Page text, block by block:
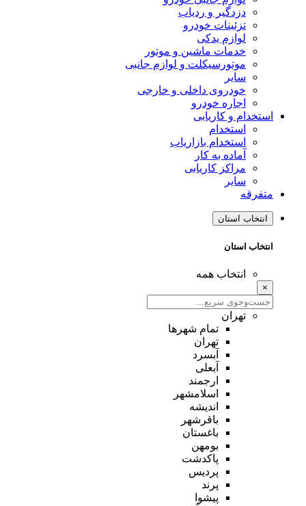
دزدگیر و ردیاب
تزئینات خودرو
لوازم یدکی
خدمات ماشین و موتور
موتورسیکلت و لوازم جانبی
سایر
خودروی داخلی و خارجی
اجاره خودرو
استخدام و کاریابی
استخدام
استخدام بازاریاب
آماده به کار
مراکز کاریابی
سایر
متفرقه
انتخاب استان
انتخاب استان
انتخاب همه
×
تهران
تمام شهر‌ها
تهران
آبسرد
آبعلی
ارجمند
اسلامشهر
اندیشه
باقرشهر
باغستان
بومهن
پاکدشت
پردیس
پرند
پیشوا